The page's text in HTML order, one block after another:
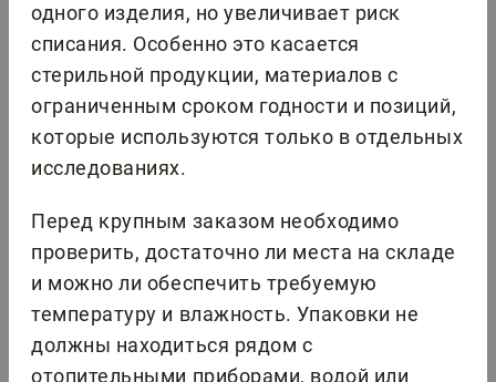
одного изделия, но увеличивает риск
списания. Особенно это касается
стерильной продукции, материалов с
ограниченным сроком годности и позиций,
которые используются только в отдельных
исследованиях.
Перед крупным заказом необходимо
проверить, достаточно ли места на складе
и можно ли обеспечить требуемую
температуру и влажность. Упаковки не
должны находиться рядом с
отопительными приборами, водой или